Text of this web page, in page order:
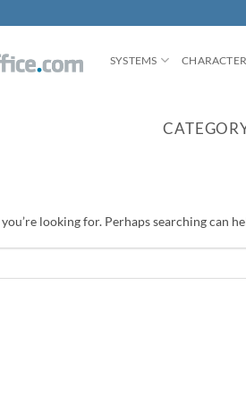
SYSTEMS
looking for. Perhaps searching can